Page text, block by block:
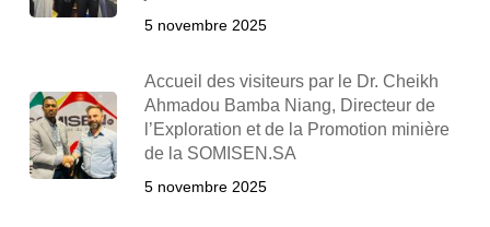
5 novembre 2025
Accueil des visiteurs par le Dr. Cheikh
Ahmadou Bamba Niang, Directeur de
l’Exploration et de la Promotion minière
de la SOMISEN.SA
5 novembre 2025